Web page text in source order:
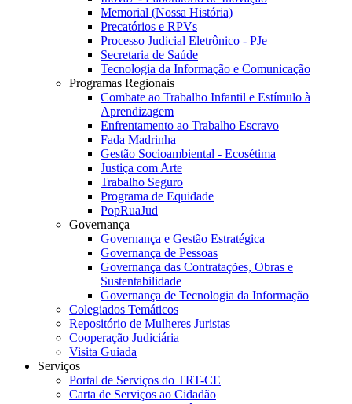
Memorial (Nossa História)
Precatórios e RPVs
Processo Judicial Eletrônico - PJe
Secretaria de Saúde
Tecnologia da Informação e Comunicação
Programas Regionais
Combate ao Trabalho Infantil e Estímulo à
Aprendizagem
Enfrentamento ao Trabalho Escravo
Fada Madrinha
Gestão Socioambiental - Ecosétima
Justiça com Arte
Trabalho Seguro
Programa de Equidade
PopRuaJud
Governança
Governança e Gestão Estratégica
Governança de Pessoas
Governança das Contratações, Obras e
Sustentabilidade
Governança de Tecnologia da Informação
Colegiados Temáticos
Repositório de Mulheres Juristas
Cooperação Judiciária
Visita Guiada
Serviços
Portal de Serviços do TRT-CE
Carta de Serviços ao Cidadão